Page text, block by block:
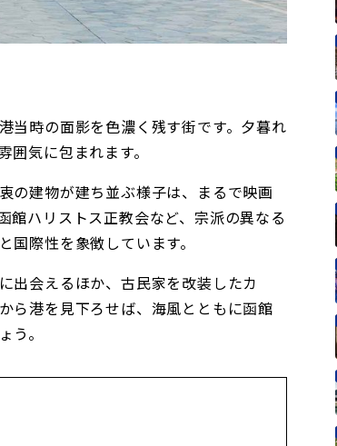
当時の面影を色濃く残す街です。夕暮れ
気に包まれます。
の建物が建ち並ぶ様子は、まるで映画
館ハリストス正教会など、宗派の異なる
際性を象徴しています。
出会えるほか、古民家を改装したカ
ら港を見下ろせば、海風とともに函館
う。